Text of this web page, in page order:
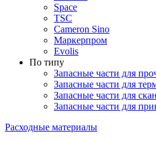
Space
TSC
Cameron Sino
Маркерпром
Evolis
По типу
Запасные части для
Запасные части для
Запасные части для
Запасные части для
Расходные материалы